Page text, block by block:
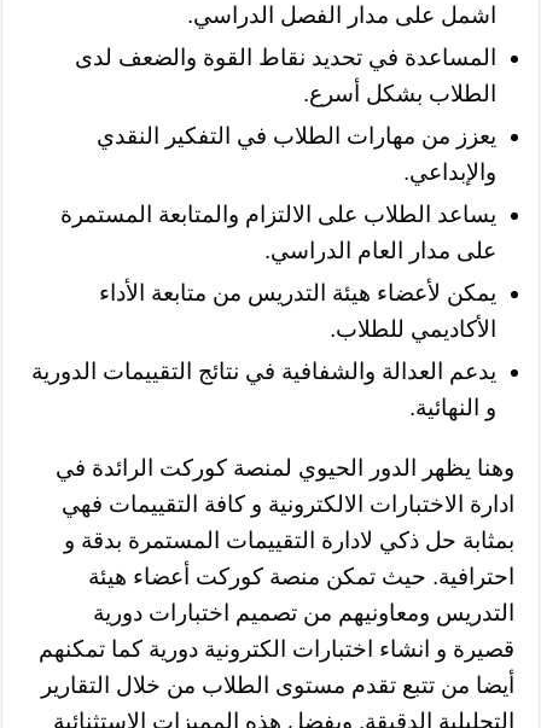
اشمل على مدار الفصل الدراسي.
المساعدة في تحديد نقاط القوة والضعف لدى
الطلاب بشكل أسرع.
يعزز من مهارات الطلاب في التفكير النقدي
والإبداعي.
يساعد الطلاب على الالتزام والمتابعة المستمرة
على مدار العام الدراسي.
يمكن لأعضاء هيئة التدريس من متابعة الأداء
الأكاديمي للطلاب.
يدعم العدالة والشفافية في نتائج التقييمات الدورية
و النهائية.
وهنا يظهر الدور الحيوي لمنصة كوركت الرائدة في
ادارة الاختبارات الالكترونية و كافة التقييمات فهي
بمثابة حل ذكي لادارة التقييمات المستمرة بدقة و
احترافية. حيث تمكن منصة كوركت أعضاء هيئة
التدريس ومعاونيهم من تصميم اختبارات دورية
قصيرة و انشاء اختبارات الكترونية دورية كما تمكنهم
أيضا من تتبع تقدم مستوى الطلاب من خلال التقارير
التحليلية الدقيقة. وبفضل هذه المميزات الاستثنائية